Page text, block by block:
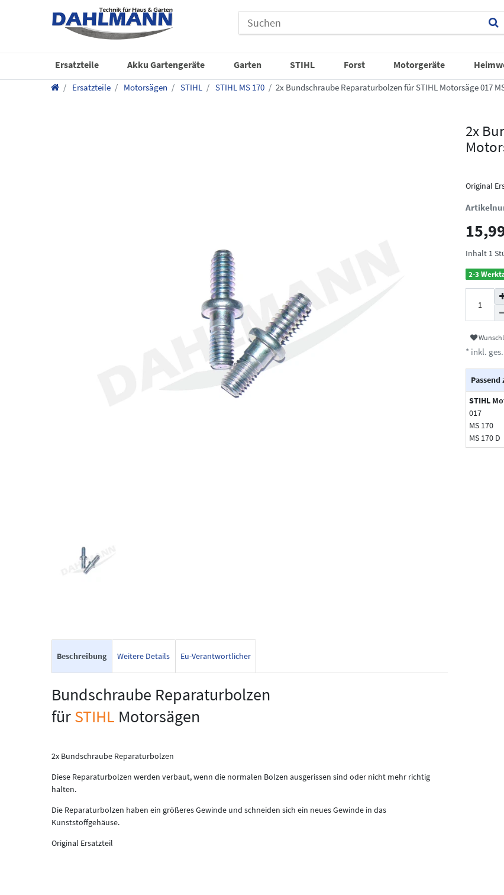
Ersatzteile Akku Gartengeräte Garten STIHL Forst Motorgeräte
Ersatzteile Motorsägen STIHL STIHL MS 170 2x Bundschraube Reparaturbolzen für STIHL Motorsäge 017
2x
Original
Inhalt 1
2-3
* inkl.
Passend
STIHL
017
MS 170
MS 170 D
Beschreibung Weitere Details Eu-Verantwortlicher
Bundschraube Reparaturbolzen
fürSTIHL Motorsägen
2x Bundschraube Reparaturbolzen
Diese Reparaturbolzen werden verbaut, wenn die normalen Bolzen ausgerissen sind oder nicht mehr richtig
halten.
Die Reparaturbolzen haben ein größeres Gewinde und schneiden sich ein neues Gewinde in das
Kunststoffgehäuse.
Original Ersatzteil